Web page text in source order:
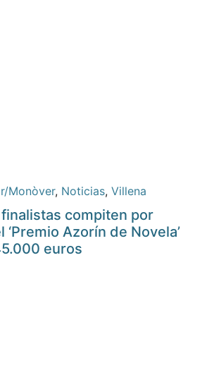
Monòver, Noticias, Villena
compiten por
‘Premio Azorín de Novela’
euros